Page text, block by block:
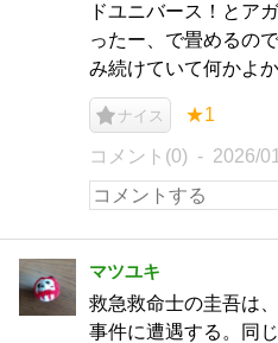
ドユニバース！とア
ったー、で畳めるの
み続けていて何かよ
ナイス ★1
コメント(0) 2026/
マツユキ
救急救命士の圭吾は
事件に遭遇する。同